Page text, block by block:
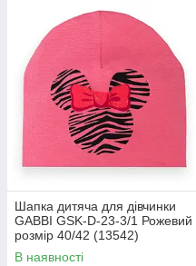
Шапка дитяча для дівчинки
GABBI GSK-D-23-3/1 Рожевий
розмір 40/42 (13542)
В наявності